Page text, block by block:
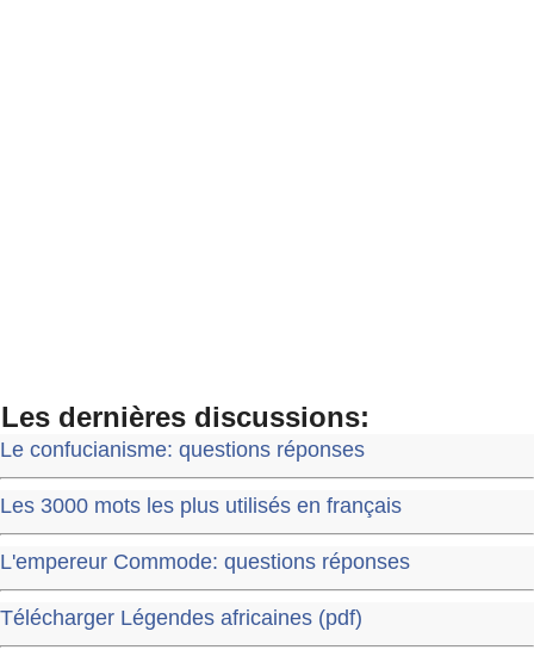
Les dernières discussions:
Le confucianisme: questions réponses
Les 3000 mots les plus utilisés en français
L'empereur Commode: questions réponses
Télécharger Légendes africaines (pdf)